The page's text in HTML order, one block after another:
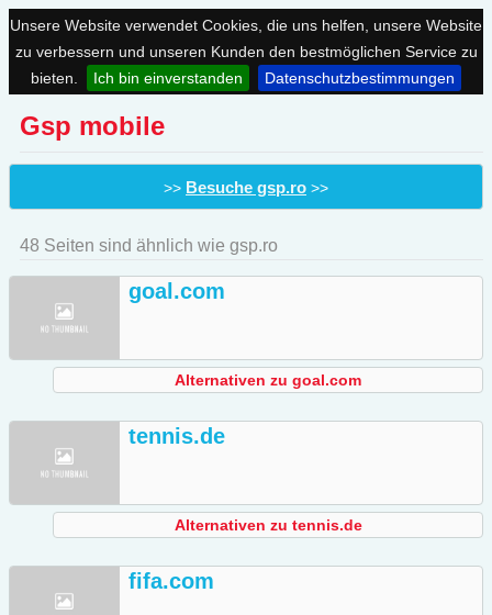
Unsere Website verwendet Cookies, die uns helfen, unsere Website
zu verbessern und unseren Kunden den bestmöglichen Service zu
bieten.
Ich bin einverstanden Datenschutzbestimmungen
Gsp mobile
>> Besuche gsp.ro >>
48 Seiten sind ähnlich wie gsp.ro
goal.com
Alternativen zu goal.com
tennis.de
Alternativen zu tennis.de
fifa.com